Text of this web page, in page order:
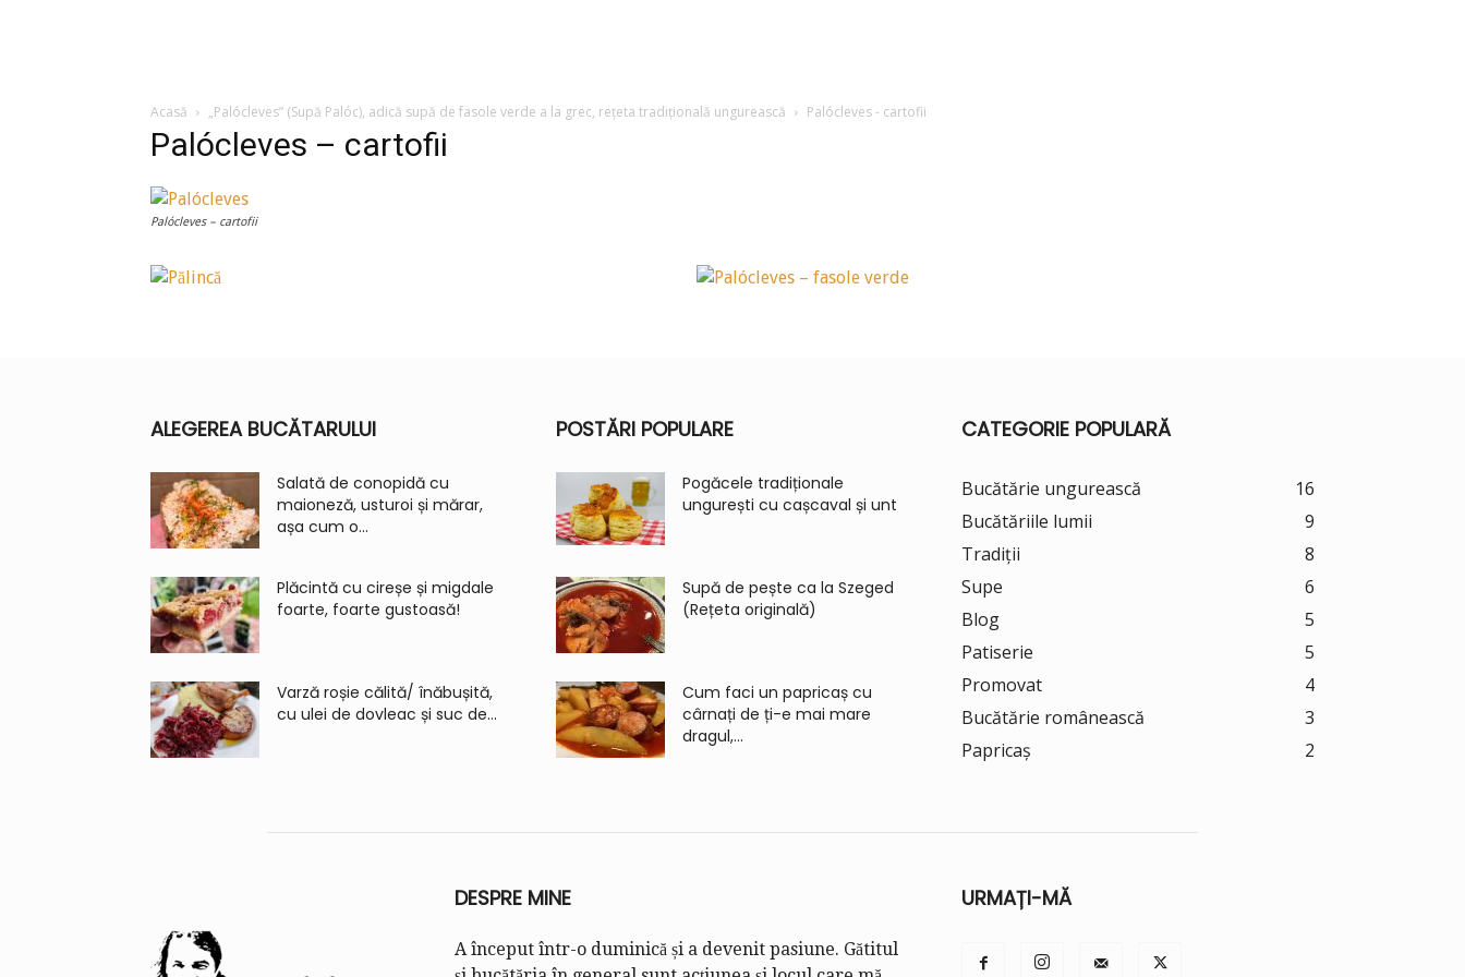
Acasă „Palócleves” (Supă Palóc), adică supă de fasole verde a la grec, rețeta tradițională ungurească Palócleves - cartofii
Palócleves – cartofii
Palócleves – cartofii
ALEGEREA BUCĂTARULUI
Salată de conopidă cu
maioneză, usturoi și mărar,
așa cum o...
Plăcintă cu cireșe și migdale
foarte, foarte gustoasă!
Varză roșie călită/ înăbușită,
cu ulei de dovleac și suc de...
POSTĂRI POPULARE
Pogăcele tradiționale
ungurești cu cașcaval și unt
Supă de pește ca la Szeged
(Rețeta originală)
Cum faci un papricaș cu
cârnați de ți-e mai mare
dragul,...
CATEGORIE POPULARĂ
Bucătărie ungurească
16
Bucătăriile lumii
9
Tradiții
8
Supe
6
Blog
5
Patiserie
5
Promovat
4
Bucătărie românească
3
Papricaș
2
DESPRE MINE
A început într-o duminică și a devenit pasiune. Gătitul
URMAȚI-MĂ